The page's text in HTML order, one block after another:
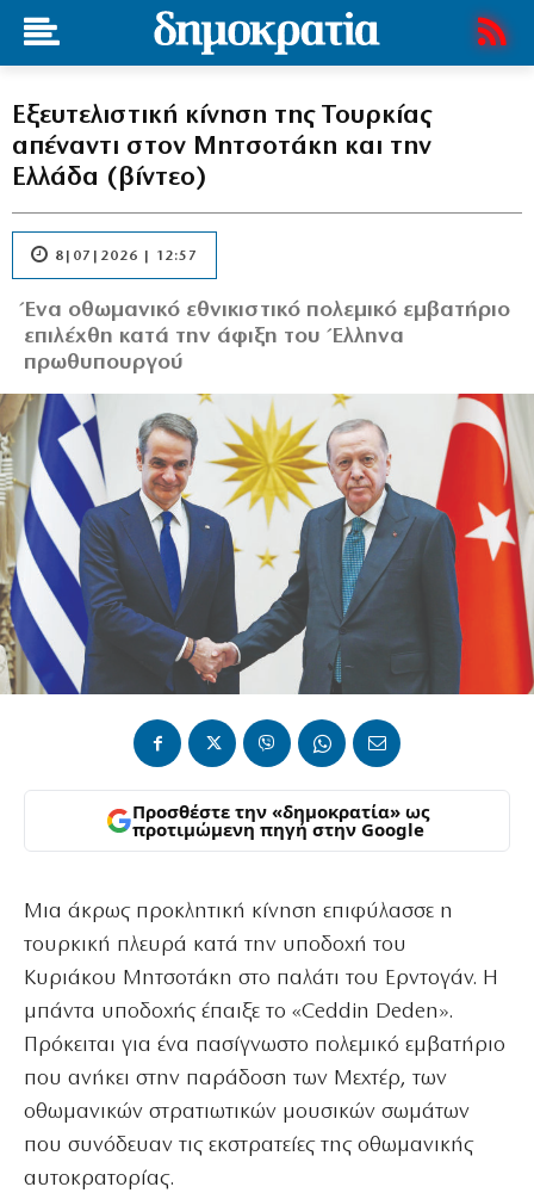
Εξευτελιστική κίνηση της Τουρκίας
απέναντι στον Μητσοτάκη και την
Ελλάδα (βίντεο)
8|07|2026 | 12:57
Ένα οθωμανικό εθνικιστικό πολεμικό εμβατήριο
επιλέχθη κατά την άφιξη του Έλληνα
πρωθυπουργού
Προσθέστε την «δημοκρατία» ως
προτιμώμενη πηγή στην Google
Μια άκρως προκλητική κίνηση επιφύλασσε η
τουρκική πλευρά κατά την υποδοχή του
Κυριάκου Μητσοτάκη στο παλάτι του Ερντογάν. Η
μπάντα υποδοχής έπαιξε το «Ceddin Deden».
Πρόκειται για ένα πασίγνωστο πολεμικό εμβατήριο
που ανήκει στην παράδοση των Μεχτέρ, των
οθωμανικών στρατιωτικών μουσικών σωμάτων
που συνόδευαν τις εκστρατείες της οθωμανικής
αυτοκρατορίας.